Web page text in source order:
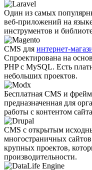
Один из самых
веб-приложений на
инструментов и
CMS для интернет-
Спроектирована на
PHP с MySQL. Есть
небольших проектов.
Бесплатная CMS и
предназначенная для
работы с контентом
CMS с открытым
многостраничных
крупных проектов,
производительности.